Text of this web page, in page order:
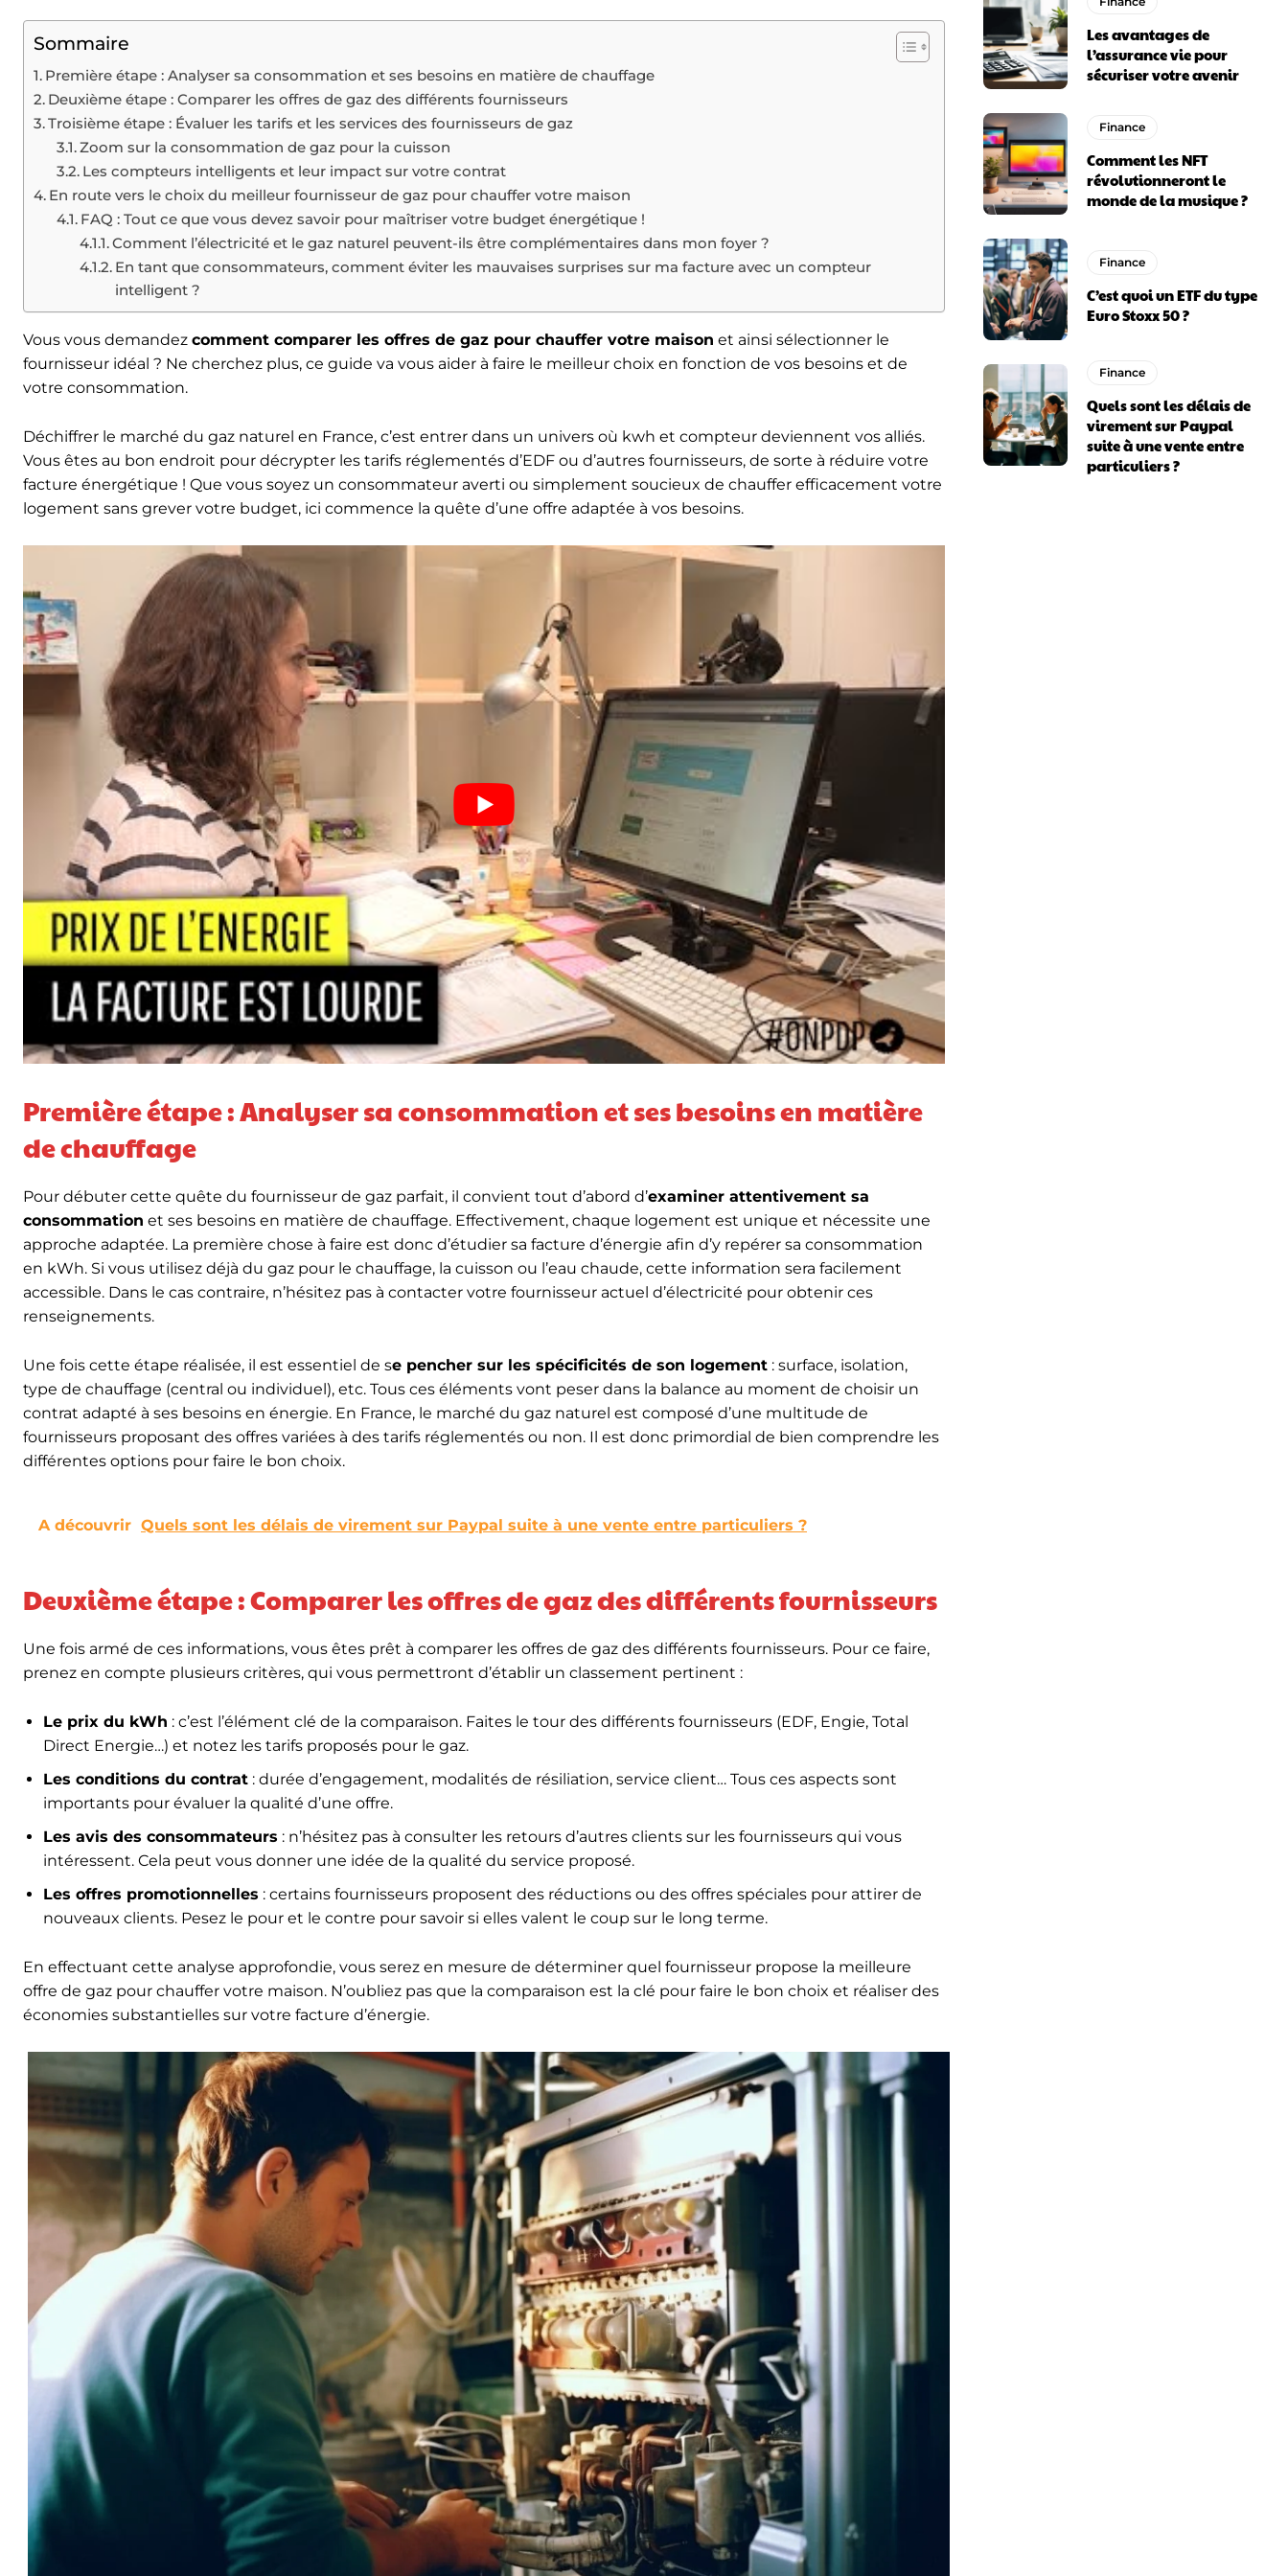
Sommaire
Première étape : Analyser sa consommation et ses besoins en matière de chauffage
Deuxième étape : Comparer les offres de gaz des différents fournisseurs
Troisième étape : Évaluer les tarifs et les services des fournisseurs de gaz
Zoom sur la consommation de gaz pour la cuisson
Les compteurs intelligents et leur impact sur votre contrat
En route vers le choix du meilleur fournisseur de gaz pour chauffer votre maison
FAQ : Tout ce que vous devez savoir pour maîtriser votre budget énergétique !
Comment l’électricité et le gaz naturel peuvent-ils être complémentaires dans mon foyer ?
En tant que consommateurs, comment éviter les mauvaises surprises sur ma facture avec un compteur
intelligent ?
Vous vous demandez comment comparer les offres de gaz pour chauffer votre maison et ainsi sélectionner le
fournisseur idéal ? Ne cherchez plus, ce guide va vous aider à faire le meilleur choix en fonction de vos besoins et de
votre consommation.
Déchiffrer le marché du gaz naturel en France, c’est entrer dans un univers où kwh et compteur deviennent vos alliés.
Vous êtes au bon endroit pour décrypter les tarifs réglementés d’EDF ou d’autres fournisseurs, de sorte à réduire votre
facture énergétique ! Que vous soyez un consommateur averti ou simplement soucieux de chauffer efficacement votre
logement sans grever votre budget, ici commence la quête d’une offre adaptée à vos besoins.
Première étape : Analyser sa consommation et ses besoins en matière
de chauffage
Pour débuter cette quête du fournisseur de gaz parfait, il convient tout d’abord d’examiner attentivement sa
consommation et ses besoins en matière de chauffage. Effectivement, chaque logement est unique et nécessite une
approche adaptée. La première chose à faire est donc d’étudier sa facture d’énergie afin d’y repérer sa consommation
en kWh. Si vous utilisez déjà du gaz pour le chauffage, la cuisson ou l’eau chaude, cette information sera facilement
accessible. Dans le cas contraire, n’hésitez pas à contacter votre fournisseur actuel d’électricité pour obtenir ces
renseignements.
Une fois cette étape réalisée, il est essentiel de se pencher sur les spécificités de son logement : surface, isolation,
type de chauffage (central ou individuel), etc. Tous ces éléments vont peser dans la balance au moment de choisir un
contrat adapté à ses besoins en énergie. En France, le marché du gaz naturel est composé d’une multitude de
fournisseurs proposant des offres variées à des tarifs réglementés ou non. Il est donc primordial de bien comprendre les
différentes options pour faire le bon choix.
A découvrir Quels sont les délais de virement sur Paypal suite à une vente entre particuliers ?
Deuxième étape : Comparer les offres de gaz des différents fournisseurs
Une fois armé de ces informations, vous êtes prêt à comparer les offres de gaz des différents fournisseurs. Pour ce faire,
prenez en compte plusieurs critères, qui vous permettront d’établir un classement pertinent :
Le prix du kWh : c’est l’élément clé de la comparaison. Faites le tour des différents fournisseurs (EDF, Engie, Total
Direct Energie…) et notez les tarifs proposés pour le gaz.
Les conditions du contrat : durée d’engagement, modalités de résiliation, service client… Tous ces aspects sont
importants pour évaluer la qualité d’une offre.
Les avis des consommateurs : n’hésitez pas à consulter les retours d’autres clients sur les fournisseurs qui vous
intéressent. Cela peut vous donner une idée de la qualité du service proposé.
Les offres promotionnelles : certains fournisseurs proposent des réductions ou des offres spéciales pour attirer de
nouveaux clients. Pesez le pour et le contre pour savoir si elles valent le coup sur le long terme.
En effectuant cette analyse approfondie, vous serez en mesure de déterminer quel fournisseur propose la meilleure
offre de gaz pour chauffer votre maison. N’oubliez pas que la comparaison est la clé pour faire le bon choix et réaliser des
économies substantielles sur votre facture d’énergie.
Les avantages de
l’assurance vie pour
sécuriser votre avenir
Finance
Comment les NFT
révolutionneront le
monde de la musique ?
Finance
C’est quoi un ETF du type
Euro Stoxx 50 ?
Finance
Quels sont les délais de
virement sur Paypal
suite à une vente entre
particuliers ?